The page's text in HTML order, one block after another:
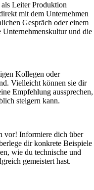
Leiter Produktion
mit dem Unternehmen
Gespräch oder einem
und die
Kollegen oder
Vielleicht können sie dir
Empfehlung aussprechen,
steigern kann.
vor! Informiere dich über
dir konkrete Beispiele
wie du technische und
gemeistert hast.